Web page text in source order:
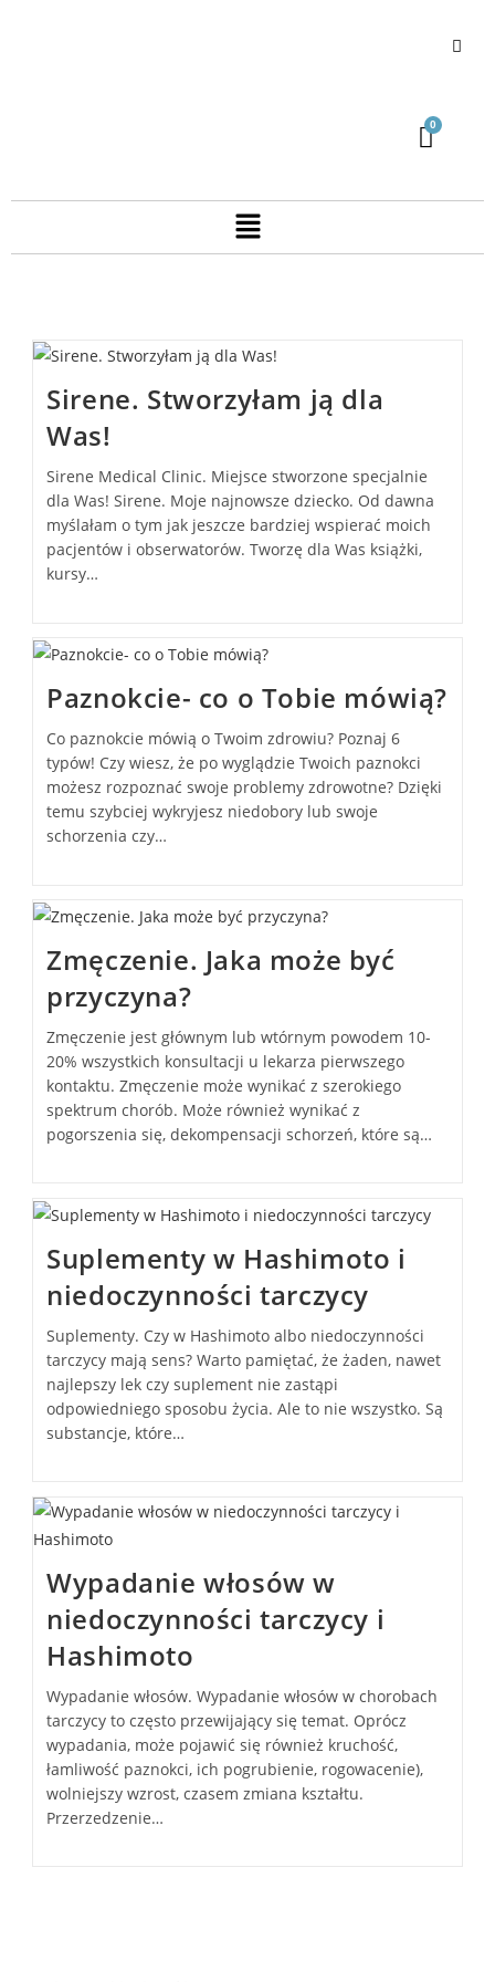
Sirene. Stworzyłam ją dla
Was!
Sirene Medical Clinic. Miejsce stworzone specjalnie
dla Was! Sirene. Moje najnowsze dziecko. Od dawna
myślałam o tym jak jeszcze bardziej wspierać moich
pacjentów i obserwatorów. Tworzę dla Was książki,
kursy…
Paznokcie- co o Tobie mówią?
Co paznokcie mówią o Twoim zdrowiu? Poznaj 6
typów! Czy wiesz, że po wyglądzie Twoich paznokci
możesz rozpoznać swoje problemy zdrowotne? Dzięki
temu szybciej wykryjesz niedobory lub swoje
schorzenia czy…
Zmęczenie. Jaka może być
przyczyna?
Zmęczenie jest głównym lub wtórnym powodem 10-
20% wszystkich konsultacji u lekarza pierwszego
kontaktu. Zmęczenie może wynikać z szerokiego
spektrum chorób. Może również wynikać z
pogorszenia się, dekompensacji schorzeń, które są…
Suplementy w Hashimoto i
niedoczynności tarczycy
Suplementy. Czy w Hashimoto albo niedoczynności
tarczycy mają sens? Warto pamiętać, że żaden, nawet
najlepszy lek czy suplement nie zastąpi
odpowiedniego sposobu życia. Ale to nie wszystko. Są
substancje, które…
Wypadanie włosów w
niedoczynności tarczycy i
Hashimoto
Wypadanie włosów. Wypadanie włosów w chorobach
tarczycy to często przewijający się temat. Oprócz
wypadania, może pojawić się również kruchość,
łamliwość paznokci, ich pogrubienie, rogowacenie),
wolniejszy wzrost, czasem zmiana kształtu.
Przerzedzenie…